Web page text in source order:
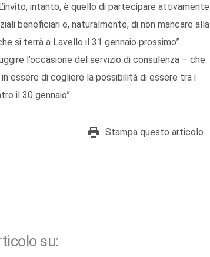
intanto, è quello di partecipare attivamente
beneficiari e, naturalmente, di non mancare alla
si terrà a Lavello il 31 gennaio prossimo”.
l’occasione del servizio di consulenza – che
essere di cogliere la possibilità di essere tra i
il 30 gennaio”.
Stampa questo articolo
su: